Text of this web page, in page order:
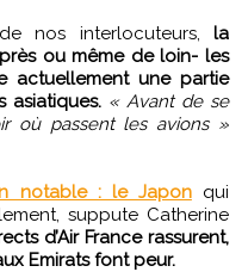
nos interlocuteurs, la
ou même de loin- les
actuellement une partie
asiatiques. « Avant de se
où passent les avions »
notable : le Japonqui
suppute Catherine
d’Air France rassurent,
Emirats font peur.